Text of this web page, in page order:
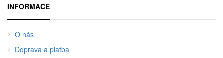
INFORMACE
O nás
Doprava a platba